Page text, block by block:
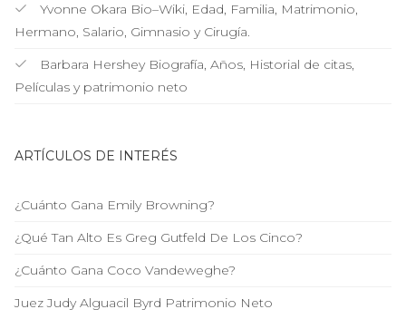
Yvonne Okara Bio–Wiki, Edad, Familia, Matrimonio,
Hermano, Salario, Gimnasio y Cirugía.
Barbara Hershey Biografía, Años, Historial de citas,
Películas y patrimonio neto
ARTÍCULOS DE INTERÉS
¿Cuánto Gana Emily Browning?
¿Qué Tan Alto Es Greg Gutfeld De Los Cinco?
¿Cuánto Gana Coco Vandeweghe?
Juez Judy Alguacil Byrd Patrimonio Neto